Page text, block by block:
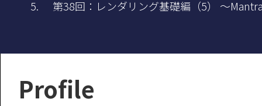
第38回：レンダリング基礎編（5） ～
Profile